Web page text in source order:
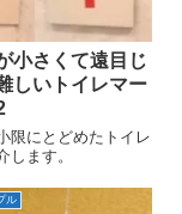
小さくて遠目じ
しいトイレマー
限にとどめたトイレ
します。
ル